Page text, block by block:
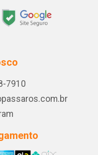
7910